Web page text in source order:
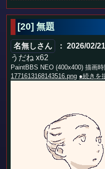
[20] 無題
名無しさん ： 2026/02/
うだね x62
PaintBBS NEO (400x400) 描画
1771613168143516.png ●続きを